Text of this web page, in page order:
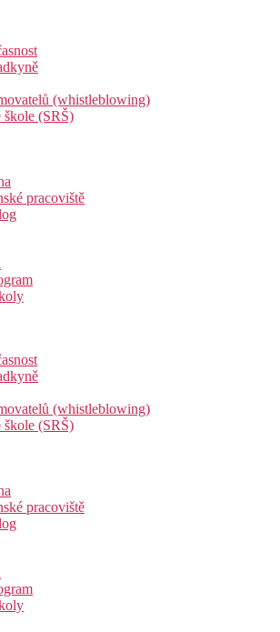
(whistleblowing)
škole (SRŠ)
pracoviště
(whistleblowing)
škole (SRŠ)
pracoviště